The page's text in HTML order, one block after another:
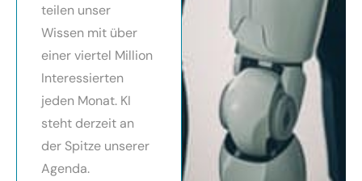
teilen unser
Wissen mit über
einer viertel Million
Interessierten
jeden Monat. KI
steht derzeit an
der Spitze unserer
Agenda.